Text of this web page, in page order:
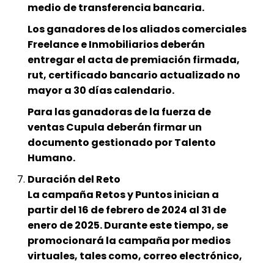
medio de transferencia bancaria.
Los ganadores de los aliados comerciales
Freelance e Inmobiliarios deberán
entregar el acta de premiación firmada,
rut, certificado bancario actualizado no
mayor a 30 días calendario.
Para las ganadoras de la fuerza de
ventas Cupula deberán firmar un
documento gestionado por Talento
Humano.
Duración del Reto
La campaña Retos y Puntos inician a
partir del 16 de febrero de 2024 al 31 de
enero de 2025. Durante este tiempo, se
promocionará la campaña por medios
virtuales, tales como, correo electrónico,